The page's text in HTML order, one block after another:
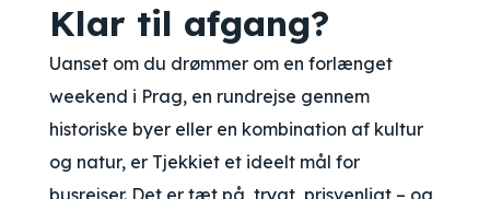
Klar til afgang?
Uanset om du drømmer om en forlænget
weekend i Prag, en rundrejse gennem
historiske byer eller en kombination af kultur
og natur, er Tjekkiet et ideelt mål for
busrejser. Det er tæt på, trygt, prisvenligt – og